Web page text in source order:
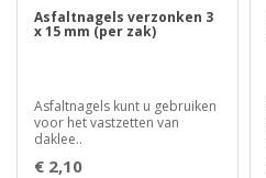
Asfaltnagels verzonken 3
x 15 mm (per zak)
Asfaltnagels kunt u gebruiken
voor het vastzetten van
daklee..
€ 2,10